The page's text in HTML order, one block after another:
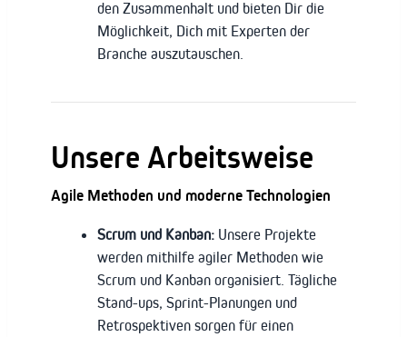
den Zusammenhalt und bieten Dir die
Möglichkeit, Dich mit Experten der
Branche auszutauschen.
Unsere Arbeitsweise
Agile Methoden und moderne Technologien
Scrum und Kanban: Unsere Projekte
werden mithilfe agiler Methoden wie
Scrum und Kanban organisiert. Tägliche
Stand-ups, Sprint-Planungen und
Retrospektiven sorgen für einen